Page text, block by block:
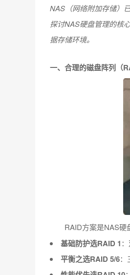
NAS（网络附加存储）
探讨NAS硬盘管理的核
据存储环境。
一、合理的磁盘阵列（
RAID方案是NAS硬
基础防护选RAID 1
平衡之选RAID 5/6：